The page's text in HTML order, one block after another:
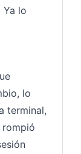
lo
lo
terminal,